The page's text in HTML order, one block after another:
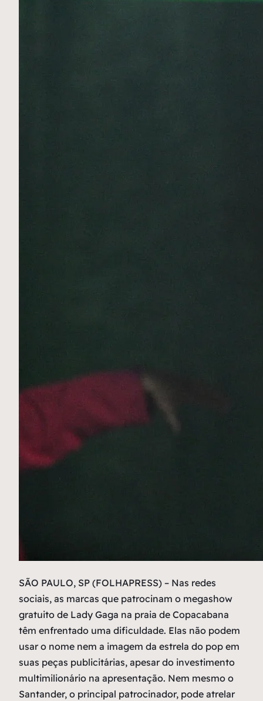
SÃO PAULO, SP (FOLHAPRESS) – Nas redes
sociais, as marcas que patrocinam o megashow
gratuito de Lady Gaga na praia de Copacabana
têm enfrentado uma dificuldade. Elas não podem
usar o nome nem a imagem da estrela do pop em
suas peças publicitárias, apesar do investimento
multimilionário na apresentação. Nem mesmo o
Santander, o principal patrocinador, pode atrelar